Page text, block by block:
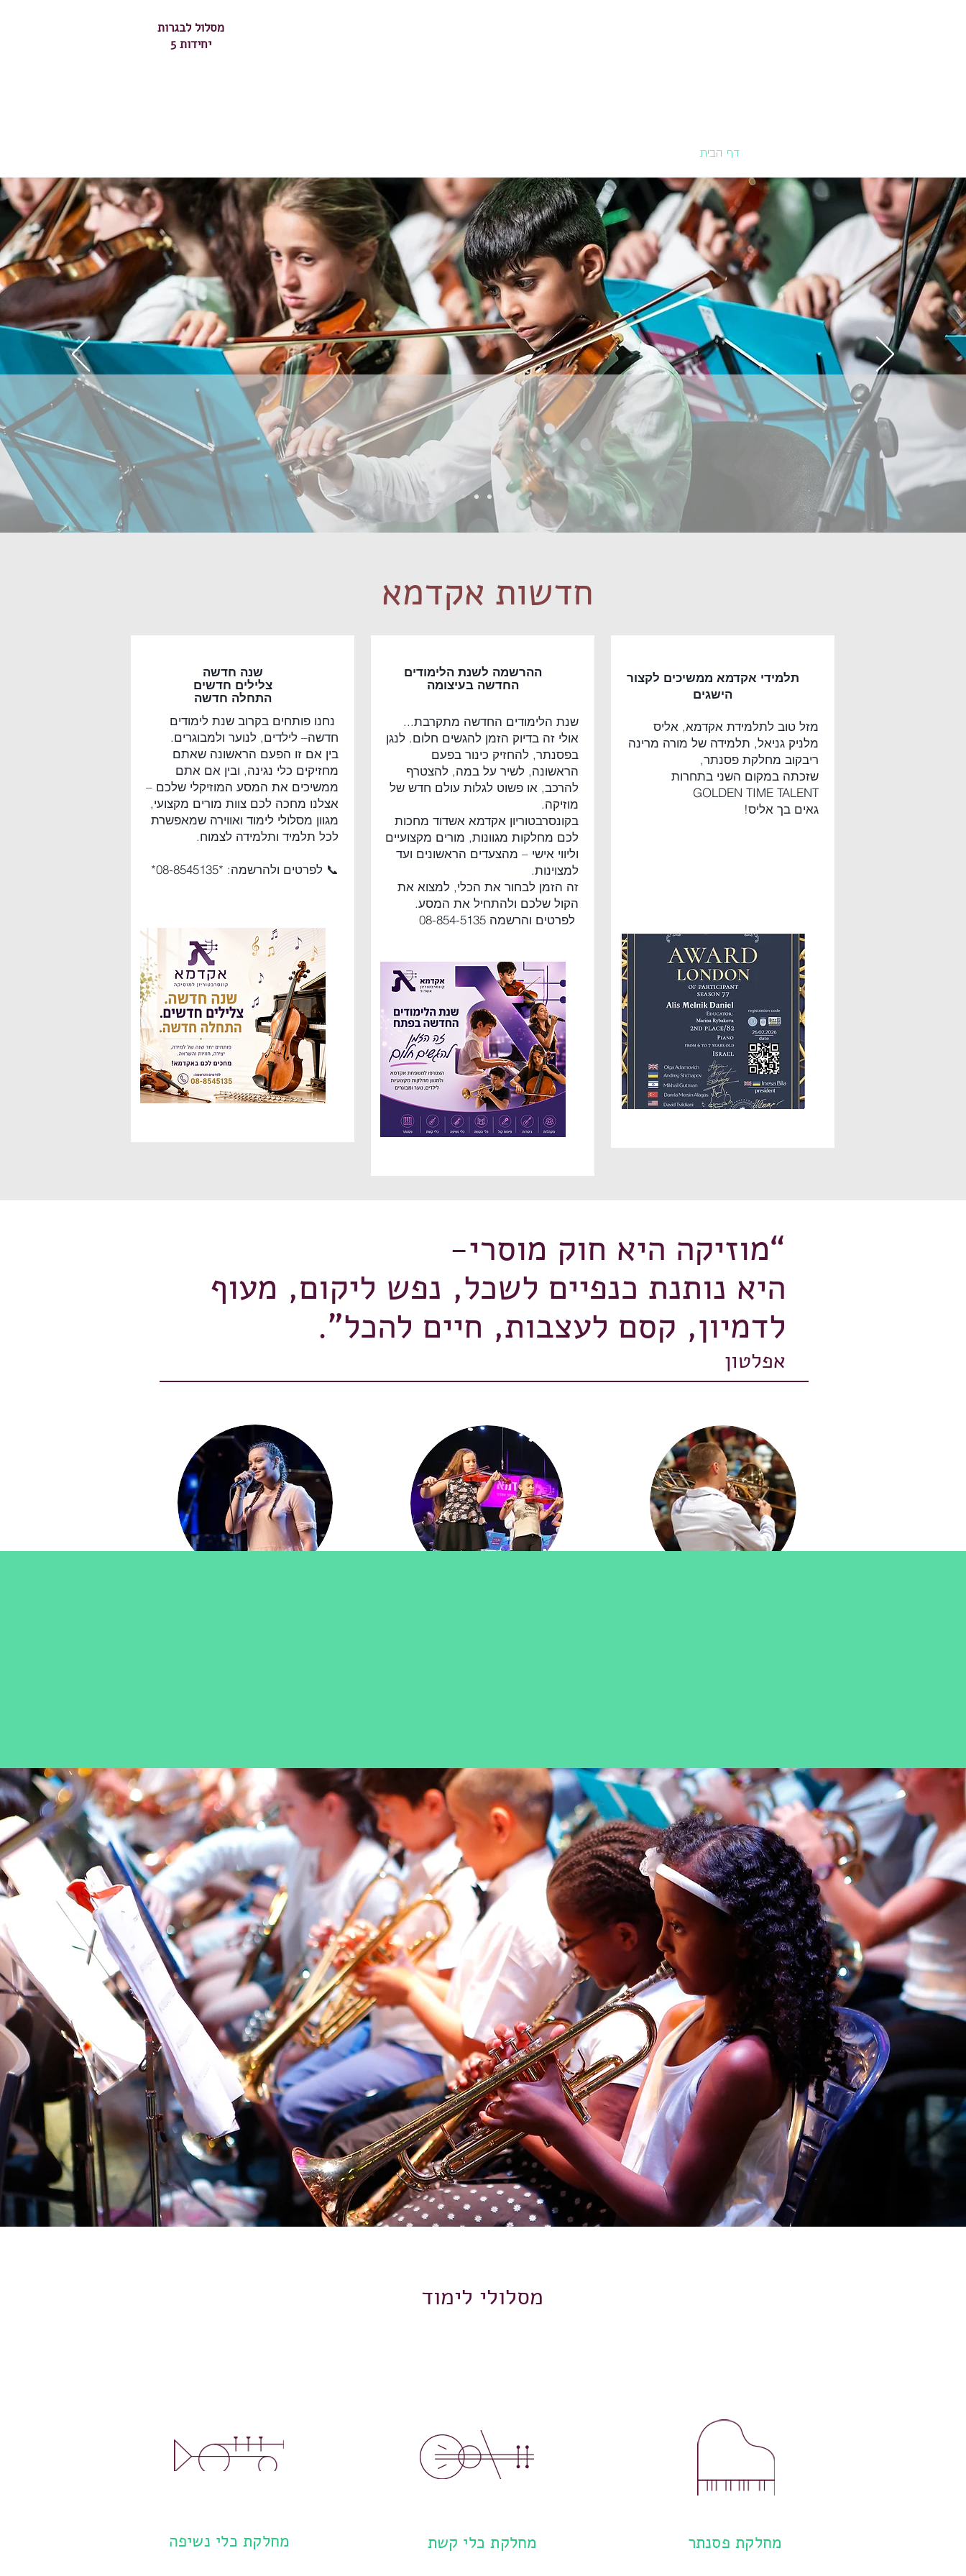
מסלול לבגרות
5 יחידות
דף הבית
חדשות אקדמא
שנה חדשה
צלילים חדשים
התחלה חדשה
נחנו פותחים בקרוב שנת לימודים
חדשה– לילדים, לנוער ולמבוגרים.
בין אם זו הפעם הראשונה שאתם
מחזיקים כלי נגינה, ובין אם אתם
ממשיכים את המסע המוזיקלי שלכם –
אצלנו מחכה לכם צוות מורים מקצועי,
מגוון מסלולי לימוד ואווירה שמאפשרת
לכל תלמיד ותלמידה לצמוח.
📞 לפרטים ולהרשמה: *08-8545135*
ההרשמה לשנת הלימודים
החדשה בעיצומה
שנת הלימודים החדשה מתקרבת...
אולי זה בדיוק הזמן להגשים חלום. לנגן
בפסנתר, להחזיק כינור בפעם
הראשונה, לשיר על במה, להצטרף
להרכב, או פשוט לגלות עולם חדש של
מוזיקה.
בקונסרבטוריון אקדמא אשדוד מחכות
לכם מחלקות מגוונות, מורים מקצועיים
וליווי אישי – מהצעדים הראשונים ועד
למצוינות.
זה הזמן לבחור את הכלי, למצוא את
הקול שלכם ולהתחיל את המסע.
לפרטים והרשמה 08-854-5135
תלמידי אקדמא ממשיכים לקצור
הישגים
מזל טוב לתלמידת אקדמא, אליס
מלניק גניאל, תלמידה של מורה מרינה
ריבקוב מחלקת פסנתר,
שזכתה במקום השני בתחרות
GOLDEN TIME TALENT
גאים בך אליס!
“מוזיקה‭ ‬היא‭ ‬חוק‭ ‬מוסרי‭ - ‬
‬לדמיון, ‬קסם‭ ‬לעצבות, ‬חיים‭ ‬להכל”‭.‬
אפלטון
מסלולי לימוד
מחלקת כלי נשיפה מחלקת כלי קשת מחלקת פסנתר